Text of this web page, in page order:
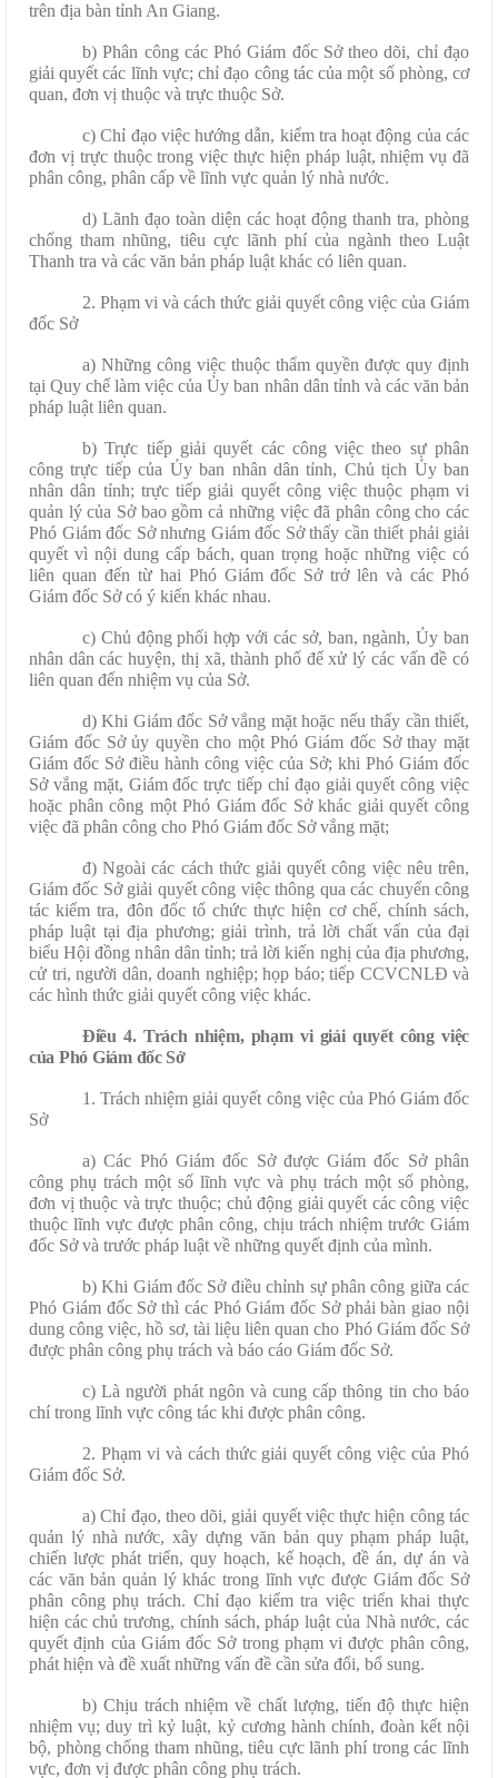
trên địa bàn tỉnh An Giang.
b) Phân công các Phó Giám đốc Sở theo dõi, chỉ đạo
giải quyết các lĩnh vực; chỉ đạo công tác của một số phòng, cơ
quan, đơn vị thuộc và trực thuộc Sở.
c) Chỉ đạo việc hướng dẫn, kiểm tra hoạt động của các
đơn vị trực thuộc trong việc thực hiện pháp luật, nhiệm vụ đã
phân công, phân cấp về lĩnh vực quản lý nhà nước.
d) Lãnh đạo toàn diện các hoạt động thanh tra, phòng
chống tham nhũng, tiêu cực lãnh phí của ngành theo Luật
Thanh tra và các văn bản pháp luật khác có liên quan.
2. Phạm vi và cách thức giải quyết công việc của Giám
đốc Sở
a) Những công việc thuộc thẩm quyền được quy định
tại Quy chế làm việc của Ủy ban nhân dân tỉnh và các văn bản
pháp luật liên quan.
b) Trực tiếp giải quyết các công việc theo sự phân
công trực tiếp của Ủy ban nhân dân tỉnh, Chủ tịch Ủy ban
nhân dân tỉnh; trực tiếp giải quyết công việc thuộc phạm vi
quản lý của Sở bao gồm cả những việc đã phân công cho các
Phó Giám đốc Sở nhưng Giám đốc Sở thấy cần thiết phải giải
quyết vì nội dung cấp bách, quan trọng hoặc những việc có
liên quan đến từ hai Phó Giám đốc Sở trở lên và các Phó
Giám đốc Sở có ý kiến khác nhau.
c) Chủ động phối hợp với các sở, ban, ngành, Ủy ban
nhân dân các huyện, thị xã, thành phố để xử lý các vấn đề có
liên quan đến nhiệm vụ của Sở.
d) Khi Giám đốc Sở vắng mặt hoặc nếu thấy cần thiết,
Giám đốc Sở ủy quyền cho một Phó Giám đốc Sở thay mặt
Giám đốc Sở điều hành công việc của Sở; khi Phó Giám đốc
Sở vắng mặt, Giám đốc trực tiếp chỉ đạo giải quyết công việc
hoặc phân công một Phó Giám đốc Sở khác giải quyết công
việc đã phân công cho Phó Giám đốc Sở vắng mặt;
đ) Ngoài các cách thức giải quyết công việc nêu trên,
Giám đốc Sở giải quyết công việc thông qua các chuyến công
tác kiểm tra, đôn đốc tổ chức thực hiện cơ chế, chính sách,
pháp luật tại địa phương; giải trình, trả lời chất vấn của đại
biểu Hội đồng nhân dân tỉnh; trả lời kiến nghị của địa phương,
cử tri, người dân, doanh nghiệp; họp báo; tiếp CCVCNLĐ và
các hình thức giải quyết công việc khác.
Điều 4. Trách nhiệm, phạm vi giải quyết công việc
của Phó Giám đốc Sở
1. Trách nhiệm giải quyết công việc của Phó Giám đốc
Sở
a) Các Phó Giám đốc Sở được Giám đốc Sở phân
công phụ trách một số lĩnh vực và phụ trách một số phòng,
đơn vị thuộc và trực thuộc; chủ động giải quyết các công việc
thuộc lĩnh vực được phân công, chịu trách nhiệm trước Giám
đốc Sở và trước pháp luật về những quyết định của mình.
b) Khi Giám đốc Sở điều chỉnh sự phân công giữa các
Phó Giám đốc Sở thì các Phó Giám đốc Sở phải bàn giao nội
dung công việc, hồ sơ, tài liệu liên quan cho Phó Giám đốc Sở
được phân công phụ trách và báo cáo Giám đốc Sở.
c) Là người phát ngôn và cung cấp thông tin cho báo
chí trong lĩnh vực công tác khi được phân công.
2. Phạm vi và cách thức giải quyết công việc của Phó
Giám đốc Sở.
a) Chỉ đạo, theo dõi, giải quyết việc thực hiện công tác
quản lý nhà nước, xây dựng văn bản quy phạm pháp luật,
chiến lược phát triển, quy hoạch, kế hoạch, đề án, dự án và
các văn bản quản lý khác trong lĩnh vực được Giám đốc Sở
phân công phụ trách. Chỉ đạo kiểm tra việc triển khai thực
hiện các chủ trương, chính sách, pháp luật của Nhà nước, các
quyết định của Giám đốc Sở trong phạm vi được phân công,
phát hiện và đề xuất những vấn đề cần sửa đổi, bổ sung.
b) Chịu trách nhiệm về chất lượng, tiến độ thực hiện
nhiệm vụ; duy trì kỷ luật, kỷ cương hành chính, đoàn kết nội
bộ, phòng chống tham nhũng, tiêu cực lãnh phí trong các lĩnh
vực, đơn vị được phân công phụ trách.